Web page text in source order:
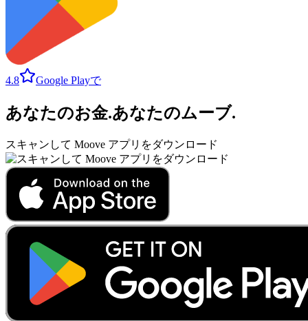
4.8 Google Playで
あなたのお金.あなたのムーブ.
スキャンして Moove アプリをダウンロード